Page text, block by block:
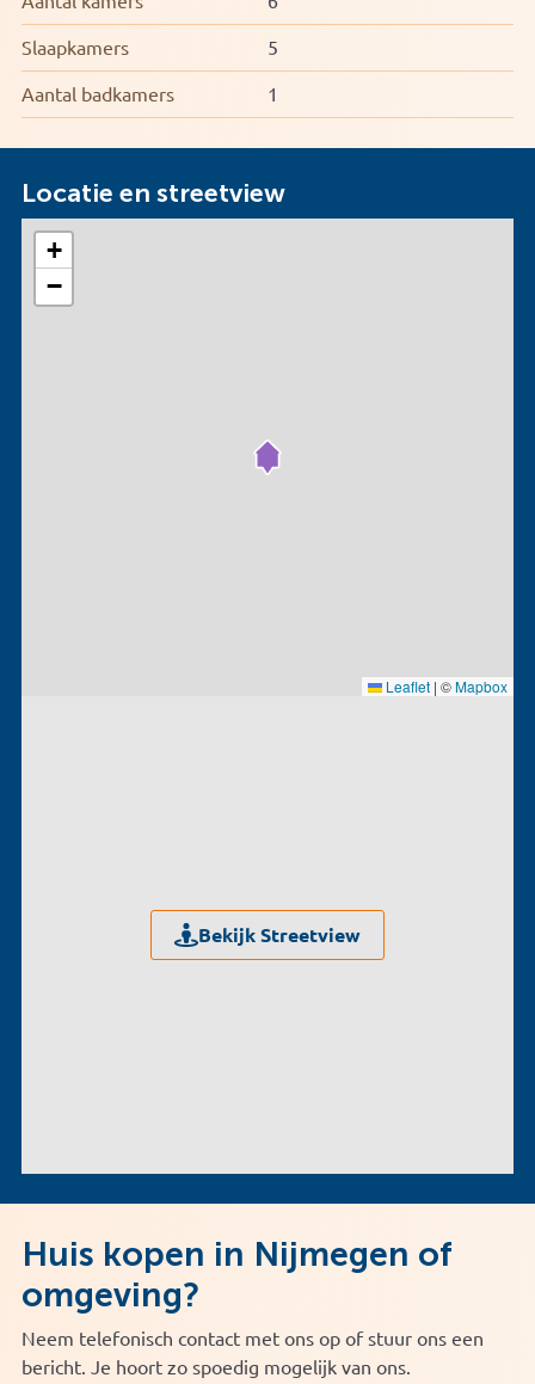
Slaapkamers 5
Aantal badkamers 1
Locatie en streetview
+
−
Leaflet | ©Mapbox
Bekijk Streetview
Huis kopen in Nijmegen of
omgeving?
Neem telefonisch contact met ons op of stuur ons een
bericht. Je hoort zo spoedig mogelijk van ons.